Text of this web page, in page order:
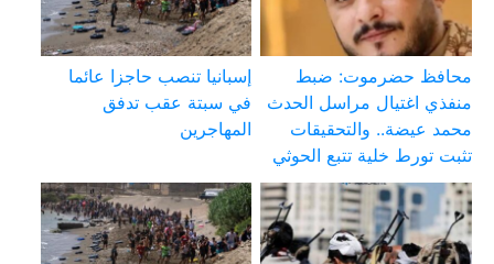
محافظ حضرموت: ضبط
منفذي اغتيال مراسل الحدث
محمد عيضة.. والتحقيقات
تثبت تورط خلية تتبع الحوثي
إسبانيا تنصب حاجزا عائما
في سبتة عقب تدفق
المهاجرين